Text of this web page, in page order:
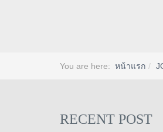
You are here: หน้าแรก
RECENT POST